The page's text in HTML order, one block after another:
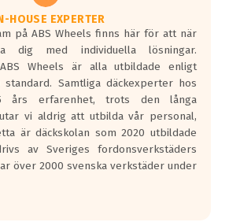
fälgar är kompatibla med TPMS
HOUSE EXPERTER
på ABS Wheels finns här för att när
dig med individuella lösningar.
Wheels är alla utbildade enligt
standard. Samtliga däckexperter hos
erfarenhet, trots den långa
vi aldrig att utbilda vår personal,
är däckskolan som 2020 utbildade
av Sveriges fordonsverkstäders
över 2000 svenska verkstäder under